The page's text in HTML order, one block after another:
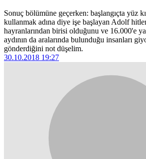
Sonuç bölümüne geçerken: başlangıçta yüz
kullanmak adına diye işe başlayan Adolf
hayranlarından birisi olduğunu ve 16.000'e
aydının da aralarında bulunduğu insanları
gönderdiğini not düşelim.
30.10.2018 19:27